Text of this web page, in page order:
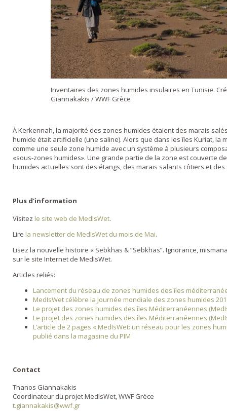
Inventaires des zones humides insulaires en Tunisie.
Giannakakis / WWF Grèce
À Kerkennah, la majorité des zones humides étaient des marais
humide était artificielle (une saline). Alors que dans les îles Kuriat, la
comme une seule zone humide avec un système à plusieurs
«sous-zones humides». Une grande partie de la zone est couverte
humides actuelles sont des étangs, des marais salants côtiers et
Plus d’information
Visitez le site web de MedIsWet.
Lire la newsletter de MedIsWet du mois de Mai.
Lisez la nouvelle histoire « Sebkhas & “Sebkhas”. Ignorance,
sur le site Internet de MedIsWet.
Articles reliés:
Lancement du réseau de zones humides des îles
MedIsWet célèbre la Journée mondiale des zones humides
Le projet des zones humides des îles Méditerranéennes
Le projet des zones humides des îles Méditerranéennes
L’article de 2 pages « MedIsWet: un réseau pour les zones
publié dans la magasine du PIM
Contact
Thanos Giannakakis
Coordinateur du projet MedIsWet, WWF Grèce
t.giannakakis@wwf.gr